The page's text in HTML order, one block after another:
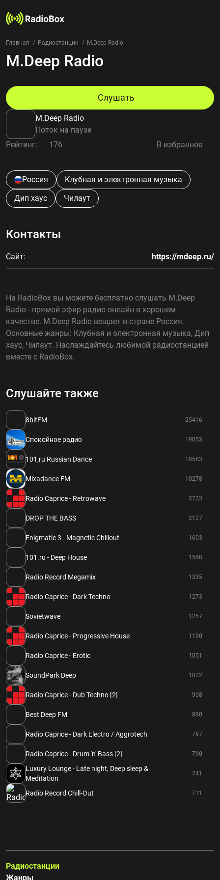
Радиостанции
Страны
Избранное
О нас
Добавить радиостанцию
Конфиденциальность
Главная Радиостанции M.Deep Radio
M.Deep Radio
M.Deep Radio
Поток на паузе
Слушать
Рейтинг: 176 В избранное
Россия
Клубная и электронная музыка
Дип хаус
Чилаут
Контакты
Сайт: https://mdeep.ru/
На RadioBox вы можете бесплатно слушать M.Deep
Radio - прямой эфир радио онлайн в хорошем
качестве. M.Deep Radio вещает в стране Россия.
Основные жанры: Клубная и электронная музыка, Дип
хаус, Чилаут. Наслаждайтесь любимой радиостанцией
вместе с RadioBox.
Слушайте также
8bitFM 25416
Спокойное радио 19053
101,ru Russian Dance 10583
Mixadance FM 10278
Radio Caprice - Retrowave 3723
DROP THE BASS 2127
Enigmatic 3 - Magnetic Chillout 1603
101.ru - Deep House 1588
Radio Record Megamix 1335
Radio Caprice - Dark Techno 1273
Sovietwave 1257
Radio Caprice - Progressive House 1190
Radio Caprice - Erotic 1051
SoundPark Deep 1022
Radio Caprice - Dub Techno [2] 908
Best Deep FM 890
Radio Caprice - Dark Electro / Aggrotech 797
Radio Caprice - Drum 'n' Bass [2] 790
Luxury Lounge - Late night, Deep sleep &
Meditation
741
Radio Record Chill-Out 711
Радиостанции
Жанры